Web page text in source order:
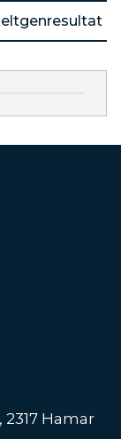
Hamar